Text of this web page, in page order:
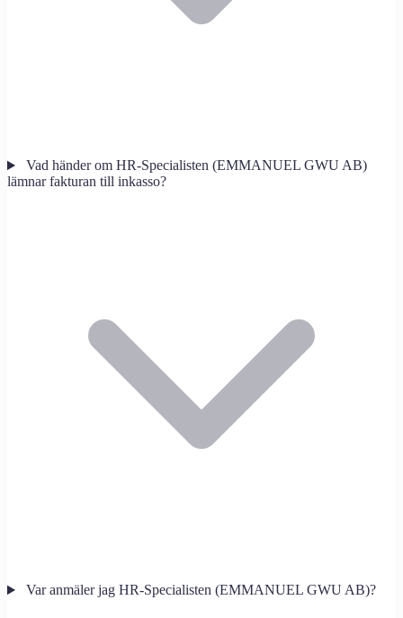
Vad händer om HR-Specialisten (EMMANUEL GWU AB)
lämnar fakturan till inkasso?
Var anmäler jag HR-Specialisten (EMMANUEL GWU AB)?